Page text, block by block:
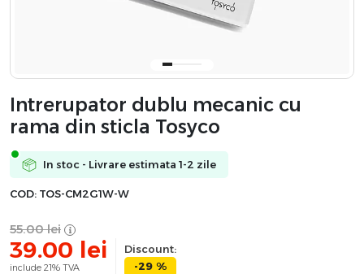
Intrerupator dublu mecanic cu
rama din sticla Tosyco
In stoc - Livrare estimata 1-2 zile
COD: TOS-CM2G1W-W
55.00 lei
39.00 lei
include 21% TVA
Discount:
-29 %